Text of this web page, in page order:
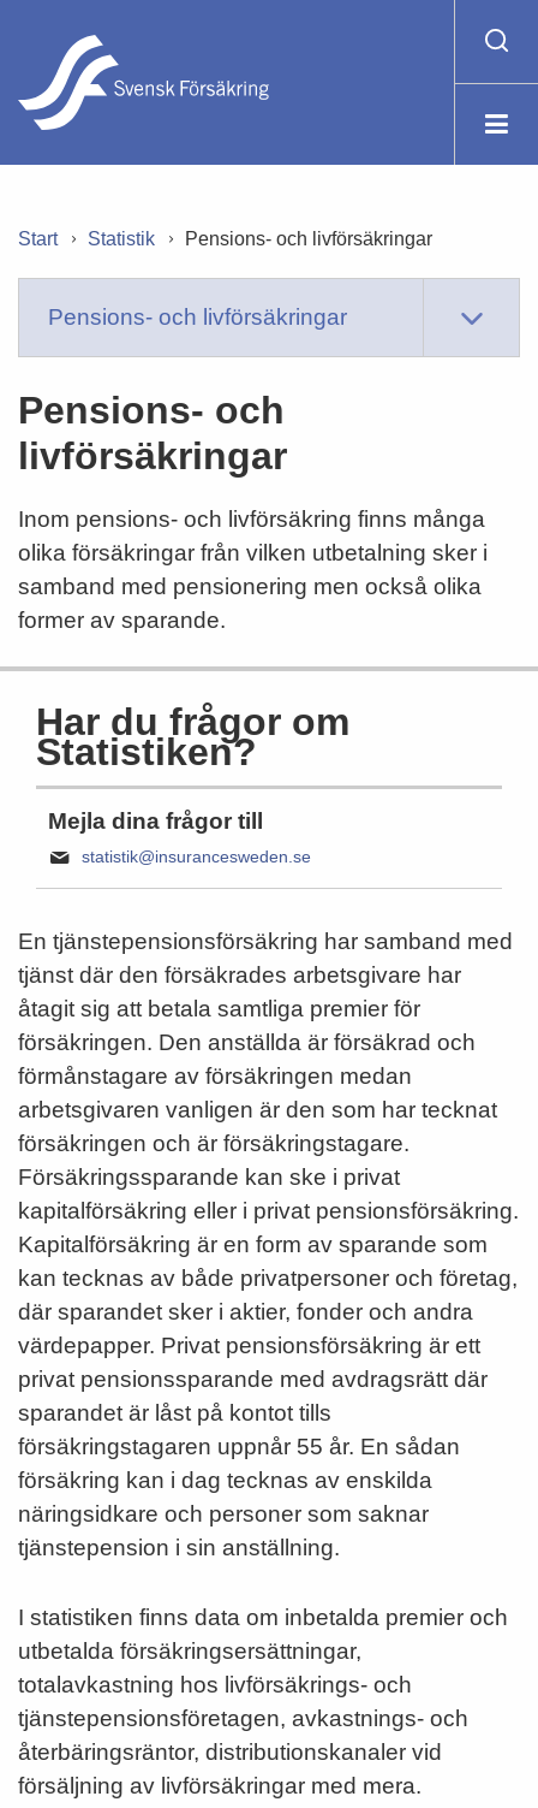
Start Statistik Pensions- och livförsäkringar
Pensions- och livförsäkringar
Pensions- och
livförsäkringar
Inom pensions- och livförsäkring finns många
olika försäkringar från vilken utbetalning sker i
samband med pensionering men också olika
former av sparande.
Har du frågor om
Statistiken?
Mejla dina frågor till
statistik@insurancesweden.se
En tjänstepensionsförsäkring har samband med
tjänst där den försäkrades arbetsgivare har
åtagit sig att betala samtliga premier för
försäkringen. Den anställda är försäkrad och
förmånstagare av försäkringen medan
arbetsgivaren vanligen är den som har tecknat
försäkringen och är försäkringstagare.
Försäkringssparande kan ske i privat
kapitalförsäkring eller i privat pensionsförsäkring.
Kapitalförsäkring är en form av sparande som
kan tecknas av både privatpersoner och företag,
där sparandet sker i aktier, fonder och andra
värdepapper. Privat pensionsförsäkring är ett
privat pensionssparande med avdragsrätt där
sparandet är låst på kontot tills
försäkringstagaren uppnår 55 år. En sådan
försäkring kan i dag tecknas av enskilda
näringsidkare och personer som saknar
tjänstepension i sin anställning.
I statistiken finns data om inbetalda premier och
utbetalda försäkringsersättningar,
totalavkastning hos livförsäkrings- och
tjänstepensionsföretagen, avkastnings- och
återbäringsräntor, distributionskanaler vid
försäljning av livförsäkringar med mera.